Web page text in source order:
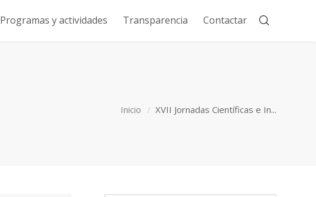
Programas y actividades Transparencia Contactar
Inicio XVII Jornadas Científicas e In...